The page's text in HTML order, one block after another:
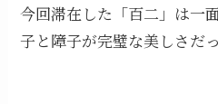
今回滞在した「百二」は一
子と障子が完璧な美しさだっ